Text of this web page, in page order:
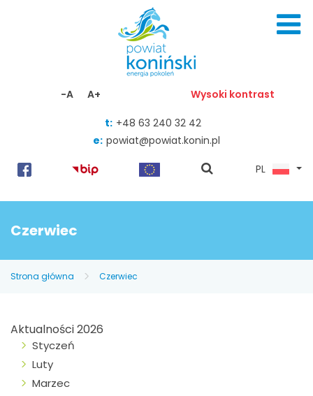
-A A+ Wysoki kontrast
t: +48 63 240 32 42
e: powiat@powiat.konin.pl
pokaż
PL
Czerwiec
Strona główna Czerwiec
Aktualności 2026
Styczeń
Luty
Marzec